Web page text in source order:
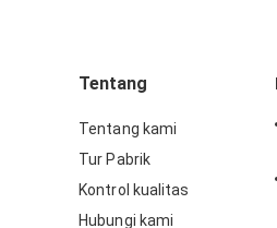
Tentang
Tentang kami
Tur Pabrik
Kontrol kualitas
Hubungi kami